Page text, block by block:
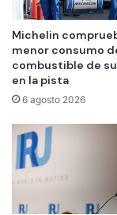
Michelin
menor consumo
combustible de
en la pista
6 agosto 2026